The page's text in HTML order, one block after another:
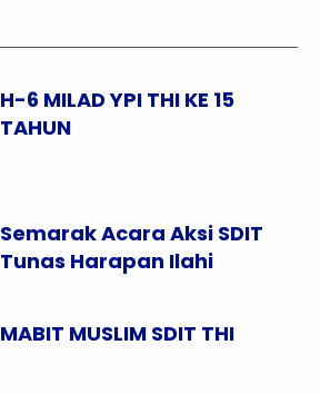
H-6 MILAD YPI THI KE 15
TAHUN
Semarak Acara Aksi SDIT
Tunas Harapan Ilahi
MABIT MUSLIM SDIT THI